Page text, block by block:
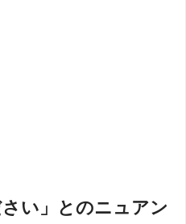
さい」とのニュアン